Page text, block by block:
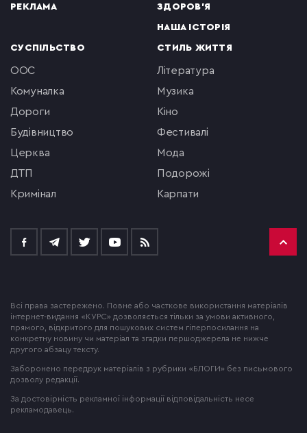
РЕКЛАМА ЗДОРОВ'Я
НАША ІСТОРІЯ
СУСПІЛЬСТВО
ООС
комуналка
Дороги
будівництво
церква
ДТП
кримінал
СТИЛЬ ЖИТТЯ
література
музика
кіно
фестивалі
мода
подорожі
Карпати
Всі права застережено. Повне або часткове використання матеріалів
інтернет-видання «КУРС» дозволяється тільки за умови активного,
прямого, відкритого для пошукових систем гіперпосилання на
конкретну новину чи матеріал та згадки першоджерела не нижче
другого абзацу тексту.
Заборонено передрук матеріалів з рубрики «БЛОГИ» без письмового
дозволу редакції.
За достовірність рекламної інформації відповідальність несе
рекламодавець.